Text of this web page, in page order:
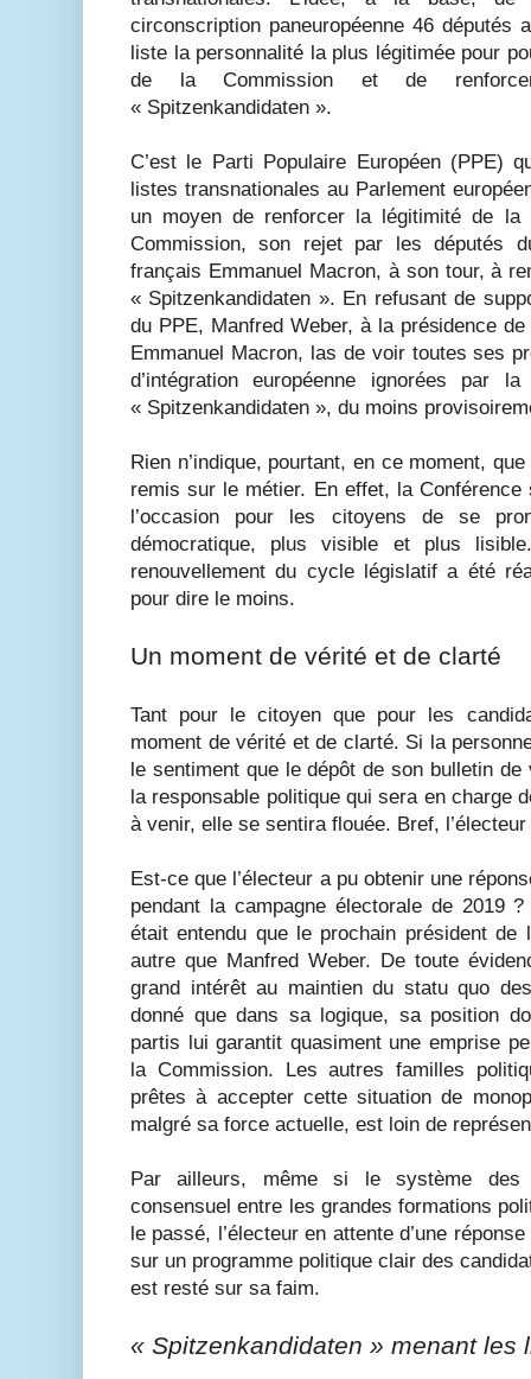
circonscription paneuropéenne 46 députés
liste la personnalité la plus légitimée pour
de la Commission et de
« Spitzenkandidaten ».
C’est le Parti Populaire Européen (PPE)
listes transnationales au Parlement
un moyen de renforcer la légitimité de la
Commission, son rejet par les députés
français Emmanuel Macron, à son tour, à
« Spitzenkandidaten ». En refusant de
du PPE, Manfred Weber, à la présidence
Emmanuel Macron, las de voir toutes ses
d’intégration européenne ignorées par
« Spitzenkandidaten », du moins
Rien n’indique, pourtant, en ce moment,
remis sur le métier. En effet, la Conférence
l’occasion pour les citoyens de se
démocratique, plus visible et plus
renouvellement du cycle législatif a été
pour dire le moins.
Un moment de vérité et de clarté
Tant pour le citoyen que pour les
moment de vérité et de clarté. Si la
le sentiment que le dépôt de son bulletin
la responsable politique qui sera en charge
à venir, elle se sentira flouée. Bref,
Est-ce que l’électeur a pu obtenir une
pendant la campagne électorale de 2019
était entendu que le prochain président de
autre que Manfred Weber. De toute
grand intérêt au maintien du statu quo
donné que dans sa logique, sa position
partis lui garantit quasiment une emprise
la Commission. Les autres familles
prêtes à accepter cette situation de
malgré sa force actuelle, est loin de
Par ailleurs, même si le système des
consensuel entre les grandes formations
le passé, l’électeur en attente d’une
sur un programme politique clair des
est resté sur sa faim.
« Spitzenkandidaten » menant les